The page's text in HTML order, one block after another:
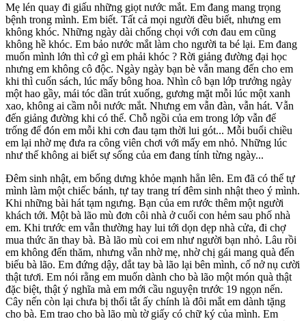
Mẹ lén quay đi giấu những giọt nước mắt. Em đang mang trọng
bệnh trong mình. Em biết. Tất cả mọi người đều biết, nhưng em
không khóc. Những ngày dài chống chọi với cơn đau em cũng
không hề khóc. Em bảo nước mắt làm cho người ta bé lại. Em đang
muốn mình lớn thì cớ gì em phải khóc ? Rời giảng đường đại học
nhưng em không cô độc. Ngày ngày bạn bè vẫn mang đến cho em
khi thì cuốn sách, lúc mấy bông hoa. Nhìn cô bạn lớp trưởng ngày
một hao gầy, mái tóc dần trút xuống, gương mặt mỗi lúc một xanh
xao, không ai cầm nỗi nước mắt. Nhưng em vẫn đàn, vẫn hát. Vẫn
đến giảng đường khi có thể. Chỗ ngồi của em trong lớp vẫn để
trống để đón em mỗi khi cơn đau tạm thời lui gót... Mỗi buổi chiều
em lại nhờ mẹ đưa ra công viên chơi với mấy em nhỏ. Những lúc
như thế không ai biết sự sống của em đang tính từng ngày...
Đêm sinh nhật, em bổng dưng khỏe mạnh hẳn lên. Em đã có thể tự
mình làm một chiếc bánh, tự tay trang trí đêm sinh nhật theo ý mình.
Khi những bài hát tạm ngưng. Bạn của em rước thêm một người
khách tới. Một bà lão mù đơn côi nhà ở cuối con hẻm sau phố nhà
em. Khi trước em vẫn thường hay lui tới dọn dẹp nhà cửa, đi chợ
mua thức ăn thay bà. Bà lão mù coi em như người bạn nhỏ. Lâu rồi
em không đến thăm, nhưng vẫn nhờ mẹ, nhờ chị gái mang quà đến
biếu bà lão. Em đứng dậy, dắt tay bà lão lại bên mình, cố nở nụ cười
thật tươi. Em nói rằng em muốn dành cho bà lão một món quà thật
đặc biệt, thật ý nghĩa mà em mới cầu nguyện trước 19 ngọn nến.
Cây nến còn lại chưa bị thổi tắt ấy chính là đôi mắt em dành tặng
cho bà. Em trao cho bà lão mù tờ giấy có chữ ký của mình. Em